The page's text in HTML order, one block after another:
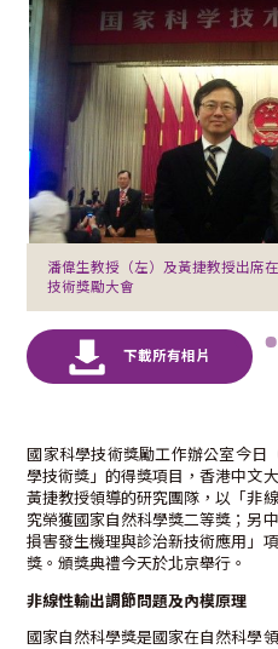
潘偉生教授（左）及黃捷教授出席
技術獎勵大會
國家科學技術獎勵工作辦公室今日
學技術獎」的得獎項目，香港中文
黃捷教授領導的研究團隊，以「非
究榮獲國家自然科學獎二等獎；另
損害發生機理與診治新技術應用」
獎。頒獎典禮今天於北京舉行。
非線性輸出調節問題及內模原理
國家自然科學獎是國家在自然科學